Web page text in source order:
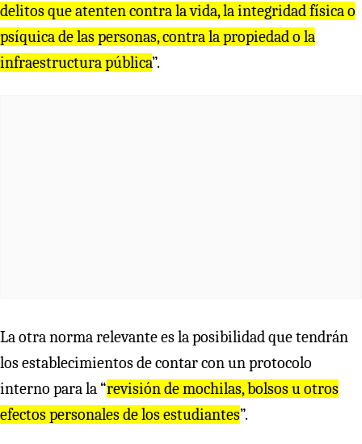
delitos que atenten contra la vida, la integridad física o
psíquica de las personas, contra la propiedad o la
infraestructura pública”.
La otra norma relevante es la posibilidad que tendrán
los establecimientos de contar con un protocolo
interno para la “revisión de mochilas, bolsos u otros
efectos personales de los estudiantes”.